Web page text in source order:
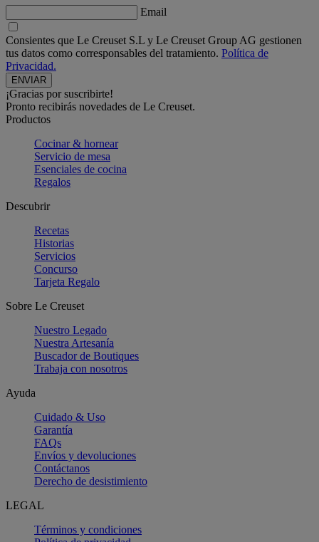
Email
Consientes que Le Creuset S.L y Le Creuset Group AG gestionen
tus datos como corresponsables del tratamiento. Política de
Privacidad.
¡Gracias por suscribirte!
Pronto recibirás novedades de Le Creuset.
Productos
Cocinar & hornear
Servicio de mesa
Esenciales de cocina
Regalos
Descubrir
Recetas
Historias
Servicios
Concurso
Tarjeta Regalo
Sobre Le Creuset
Nuestro Legado
Nuestra Artesanía
Buscador de Boutiques
Trabaja con nosotros
Ayuda
Cuidado & Uso
Garantía
FAQs
Envíos y devoluciones
Contáctanos
Derecho de desistimiento
LEGAL
Términos y condiciones